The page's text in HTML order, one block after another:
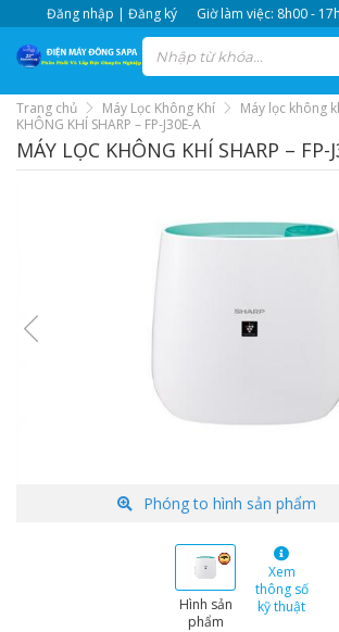
Đăng nhập | Đăng ký Giờ làm việc: 8h00 -
Trang chủ Máy Lọc Không Khí Máy lọc không
KHÔNG KHÍ SHARP – FP-J30E-A
MÁY LỌC KHÔNG KHÍ SHARP – FP-
Phóng to hình sản phẩm
Hình sản
phẩm
Xem
thông số
kỹ thuật